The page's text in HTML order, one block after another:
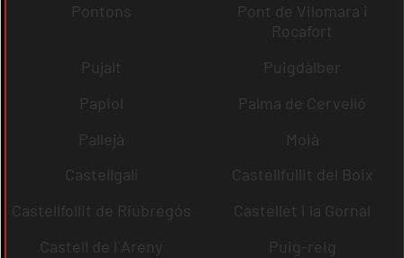
Pontons
Pont de Vilomara i
Rocafort
Pujalt
Puigdàlber
Papiol
Palma de Cervelló
Pallejà
Moià
Castellgalí
Castellfullit del Boix
Castellfollit de Riubregós
Castellet i la Gornal
Castell de l´Areny
Puig-reig